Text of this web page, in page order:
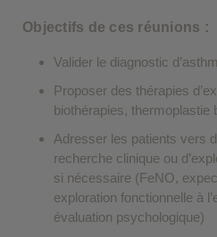
Objectifs de ces réunions :
Valider le diagnostic
Proposer des thérapies
biothérapies,
Adresser les patients vers
recherche clinique ou
si nécessaire (FeNO,
exploration fonctionnelle à
évaluation psychologique)